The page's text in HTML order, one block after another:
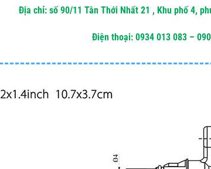
Địa chỉ: số 90/11 Tân Thới Nhất 21 , Khu phố 4,
Điện thoại: 0934 013 083 –